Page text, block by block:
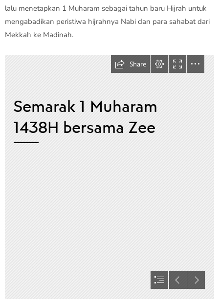
lalu menetapkan 1 Muharam sebagai tahun baru Hijrah untuk
mengabadikan peristiwa hijrahnya Nabi dan para sahabat dari
Mekkah ke Madinah.